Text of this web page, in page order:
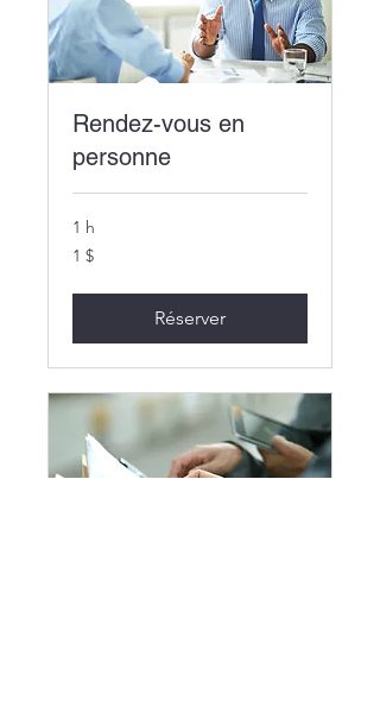
Rendez-vous en
personne
1 h
1 dollar
canadien
1 $
Réserver